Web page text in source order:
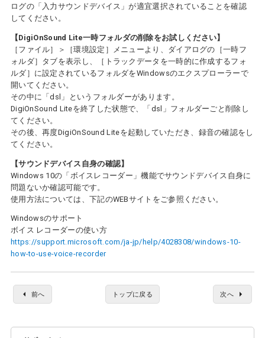
ログの「入力サウンドデバイス」が適宜選択されていることを確認
してください。
【DigiOnSound Lite一時フォルダの削除をお試しください】
［ファイル］＞［環境設定］メニューより、ダイアログの［一時フ
ォルダ］タブを表示し、［トラックデータを一時的に作成するフォ
ルダ］に設定されているフォルダをWindowsのエクスプローラーで
開いてください。
その中に「dsl」というフォルダーがあります。
DigiOnSound Liteを終了した状態で、「dsl」フォルダーごと削除し
てください。
その後、再度DigiOnSound Liteを起動していただき、録音の確認をし
てください。
【サウンドデバイス自身の確認】
Windows 10の「ボイスレコーダー」機能でサウンドデバイス自身に
問題ないか確認可能です。
使用方法については、下記のWEBサイトをご参照ください。
Windowsのサポート
ボイス レコーダーの使い方
https://support.microsoft.com/ja-jp/help/4028308/windows-10-
how-to-use-voice-recorder
前へ トップに戻る 次へ